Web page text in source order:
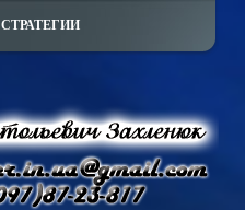
СТРАТЕГИИ